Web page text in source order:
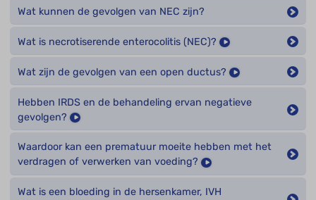
Wat kunnen de gevolgen van NEC zijn?
Wat is necrotiserende enterocolitis (NEC)?
Wat zijn de gevolgen van een open ductus?
Hebben IRDS en de behandeling ervan negatieve
gevolgen?
Waardoor kan een prematuur moeite hebben met het
verdragen of verwerken van voeding?
Wat is een bloeding in de hersenkamer, IVH